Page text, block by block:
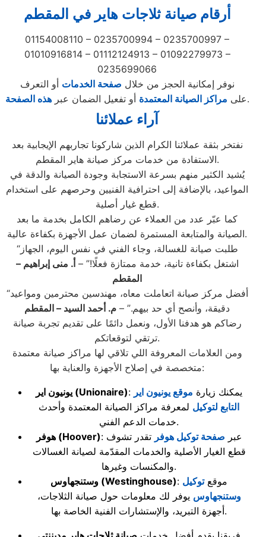
أرقام صيانة ثلاجات هاير في المقطم
01154008110 – 0235700994 – 0235700997 –
01010916814 – 01112124913 – 01092279973 –
0235699066
نوفر إمكانية الحجز من خلال صفحة الخدمات أو التعرف
على مراكز الصيانة المعتمدة أو تفعيل الضمان عبرهذه الصفحة .
آراء عملائنا
نفتخر بثقة عملائنا الكرام الذين شاركونا تجاربهم الإيجابية بعد
الاستفادة من خدمات مركز صيانة هاير المقطم.
يُشيد الكثير منهم بسرعة الاستجابة وجودة الصيانة والدقة في
المواعيد، بالإضافة إلى احترافية الفنيين وحرصهم على استخدام
قطع غيار أصلية.
كما عبّر عدد من العملاء عن رضاهم الكامل بخدمة ما بعد
الصيانة والمتابعة المستمرة لضمان عمل الأجهزة بكفاءة عالية.
“طلبت صيانة للغسالة، وجاء الفني في نفس اليوم، الجهاز
اشتغل بكفاءة تانية، خدمة ممتازة فعلًا!” – أ. منى إبراهيم –
المقطم
“أفضل مركز صيانة اتعاملت معاه، مهندسين محترمين ومواعيد
دقيقة، وأنصح أي حد بيهم.” – م. أحمد السيد – المقطم
رضاكم هو هدفنا الأول، ونعمل دائمًا على تقديم تجربة صيانة
ترتقي لتوقعاتكم.
ومن العلامات المعروفة اللي تلاقي لها مراكز صيانة معتمدة
متخصصة في إصلاح الأجهزة والعناية بها:
(Unionaire) : يمكنك زيارة موقع يونيون اير
التابع لتوكيل لمعرفة مراكز الصيانة المعتمدة وأحدث
خدمات الدعم الفني.
هوفر (Hoover) : عبر صفحة توكيل هوفر تقدر تشوف
قطع الغيار الأصلية والخدمات المقدّمة لصيانة الغسالات
والمكنسات وغيرها.
(Westinghouse) : موقعتوكيل
وستنجهاوس يوفر لك معلومات حول صيانة الثلاجات،
أجهزة التبريد، والإستشارات الفنية الخاصة بها.